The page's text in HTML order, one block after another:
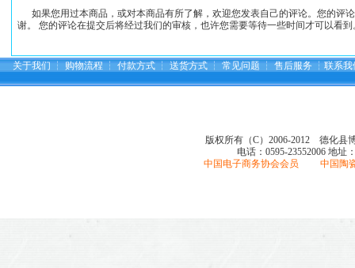
如果您用过本商品，或对本商品有所了解，欢迎您发表自己的评论。您的评
谢。 您的评论在提交后将经过我们的审核，也许您需要等待一些时间才可以看
关于我们 ┆ 购物流程 ┆ 付款方式 ┆ 送货方式 ┆ 常见问题 ┆ 售后服务 ┆ 联系我
版权所有（C）2006-2012 德化县
电话：0595-23552006 地址
中国电子商务协会会员 中国陶